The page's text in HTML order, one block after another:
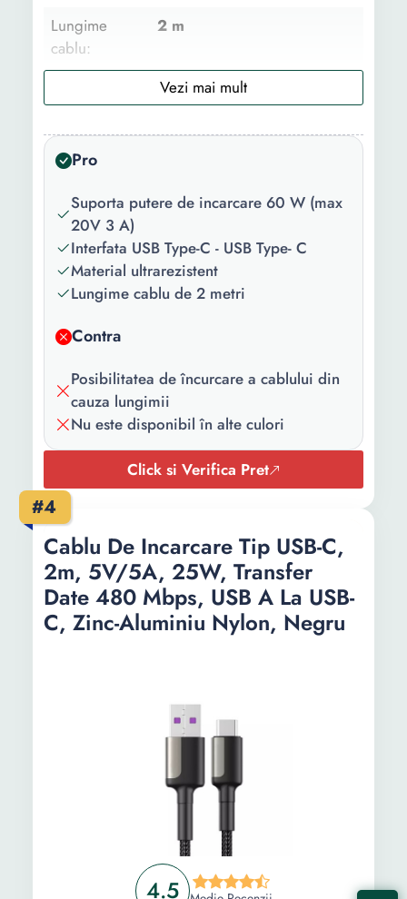
Lungime
cablu:
2 m
Negru
compatibil:
Pro
Suporta putere de incarcare 60 W (max
20V 3 A)
Interfata USB Type-C - USB Type- C
Material ultrarezistent
Lungime cablu de 2 metri
Contra
Posibilitatea de încurcare a cablului din
cauza lungimii
Nu este disponibil în alte culori
Click si Verifica Pret
#4
4.5
Cablu De Incarcare Tip USB-C,
2m, 5V/5A, 25W, Transfer
Date 480 Mbps, USB A La USB-
C, Zinc-Aluminiu Nylon, Negru